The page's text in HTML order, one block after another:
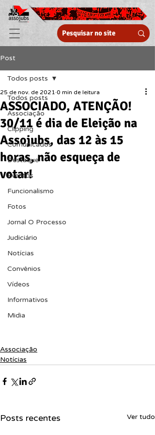
Post
Todos posts
Associação
Clipping
Comunicados
Destaque
Eventos
Funcionalismo
Fotos
Jornal O Processo
Judiciário
Notícias
Convênios
Vídeos
Informativos
Midia
Todos posts
ASSOCIADO, ATENÇÃO!
30/11 é dia de Eleição na
Assojubs, das 12 às 15
horas, não esqueça de
votar!
25 de nov. de 2021 0 min de leitura
Associação
Notícias
Posts recentes Ver tudo